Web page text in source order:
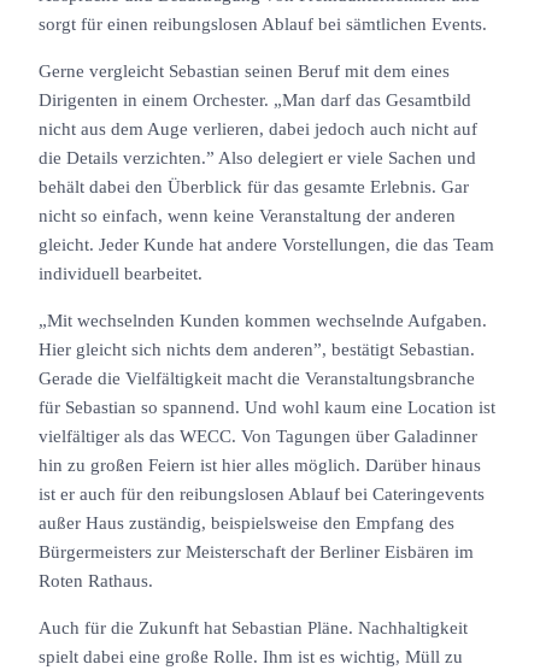
sorgt für einen reibungslosen Ablauf bei sämtlichen Events.
Gerne vergleicht Sebastian seinen Beruf mit dem eines
Dirigenten in einem Orchester. „Man darf das Gesamtbild
nicht aus dem Auge verlieren, dabei jedoch auch nicht auf
die Details verzichten.” Also delegiert er viele Sachen und
behält dabei den Überblick für das gesamte Erlebnis. Gar
nicht so einfach, wenn keine Veranstaltung der anderen
gleicht. Jeder Kunde hat andere Vorstellungen, die das Team
individuell bearbeitet.
„Mit wechselnden Kunden kommen wechselnde Aufgaben.
Hier gleicht sich nichts dem anderen”, bestätigt Sebastian.
Gerade die Vielfältigkeit macht die Veranstaltungsbranche
für Sebastian so spannend. Und wohl kaum eine Location ist
vielfältiger als das WECC. Von Tagungen über Galadinner
hin zu großen Feiern ist hier alles möglich. Darüber hinaus
ist er auch für den reibungslosen Ablauf bei Cateringevents
außer Haus zuständig, beispielsweise den Empfang des
Bürgermeisters zur Meisterschaft der Berliner Eisbären im
Roten Rathaus.
Auch für die Zukunft hat Sebastian Pläne. Nachhaltigkeit
spielt dabei eine große Rolle. Ihm ist es wichtig, Müll zu